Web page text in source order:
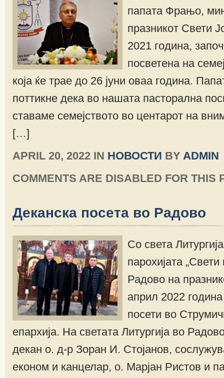
папата Фрањо,
празникот Свети
2021 година,
посветена на
која ќе трае до 26 јуни оваа година.
поттикне дека во нашата пасторална
ставаме семејството во центарот на
[…]
APRIL 20, 2022 IN НОВОСТИ BY ADMIN
COMMENTS ARE DISABLED FOR THIS
Деканска посета во Радово
Со света
парохијата
Радово на
април 2022
посети во
епархија. На светата Литургија во
декан о. д-р Зоран И. Стојанов,
економ и канцелар, о. Марјан Ристов и